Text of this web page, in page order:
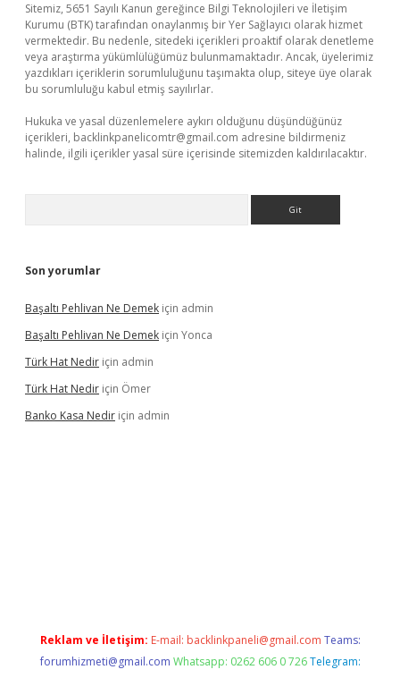
Sitemiz, 5651 Sayılı Kanun gereğince Bilgi Teknolojileri ve İletişim
Kurumu (BTK) tarafından onaylanmış bir Yer Sağlayıcı olarak hizmet
vermektedir. Bu nedenle, sitedeki içerikleri proaktif olarak denetleme
veya araştırma yükümlülüğümüz bulunmamaktadır. Ancak, üyelerimiz
yazdıkları içeriklerin sorumluluğunu taşımakta olup, siteye üye olarak
bu sorumluluğu kabul etmiş sayılırlar.
Hukuka ve yasal düzenlemelere aykırı olduğunu düşündüğünüz
içerikleri, backlinkpanelicomtr@gmail.com adresine bildirmeniz
halinde, ilgili içerikler yasal süre içerisinde sitemizden kaldırılacaktır.
Son yorumlar
Başaltı Pehlivan Ne Demek için admin
Başaltı Pehlivan Ne Demek için Yonca
Türk Hat Nedir için admin
Türk Hat Nedir için Ömer
Banko Kasa Nedir için admin
Reklam ve İletişim: E-mail: backlinkpaneli@gmail.com Teams:
forumhizmeti@gmail.com Whatsapp: 0262 606 0 726 Telegram: